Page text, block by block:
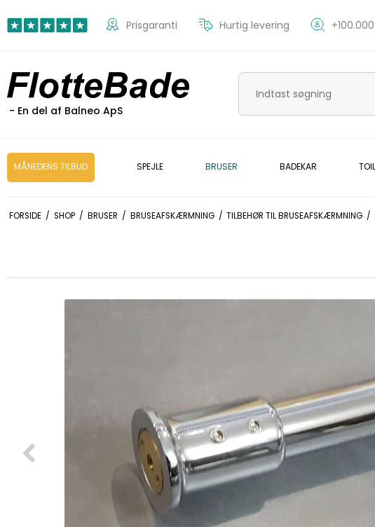
Prisgaranti Hurtig levering
- En del af Balneo ApS
MÅNEDENS TILBUD SPEJLE BRUSER BADEKAR
FORSIDE / SHOP / BRUSER / BRUSEAFSKÆRMNING / TILBEHØR TIL BRUSEAFSKÆRMNING /